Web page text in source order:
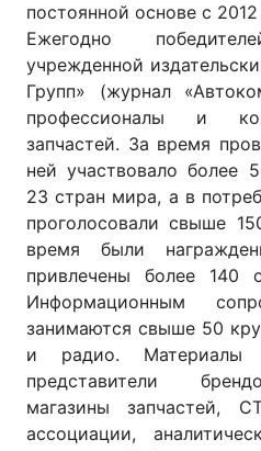
постоянной основе с 2012
Ежегодно
учрежденной
Групп» (журнал
профессионалы и
запчастей. За время
ней участвовало более
23 стран мира, а в
проголосовали свыше
время были
привлечены более 140
Информационным
занимаются свыше 50
и радио.
представители
магазины запчастей,
ассоциации,